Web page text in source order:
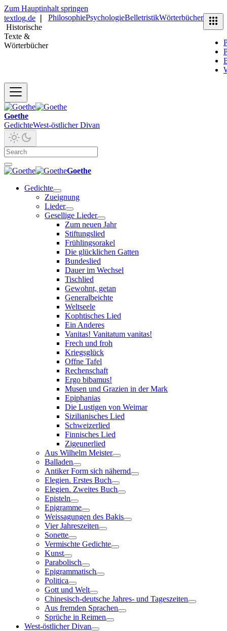
Zum Hauptinhalt springen
textlog.de
Historische
Texte &
Wörterbücher
PhilosophiePsychologieBelletristikWörterbücher
Goethe
GedichteWest-östlicher Divan
Goethe
Gedichte
Zueignung
Lieder
Gesellige Lieder
Zum neuen Jahr
Stiftungslied
Frühlingsorakel
Die glücklichen Gatten
Bundeslied
Dauer im Wechsel
Tischlied
Gewohnt, getan
Generalbeichte
Weltseele
Kophtisches Lied
Ein Anderes
Vanitas! Vanitatum vanitas!
Frech und froh
Kriegsglück
Offne Tafel
Rechenschaft
Ergo bibamus!
Musen und Grazien in der Mark
Epiphanias
Die Lustigen von Weimar
Sizilianisches Lied
Schweizerlied
Finnisches Lied
Zigeunerlied
Aus Wilhelm Meister
Balladen
Antiker Form sich nähernd
Elegien. Erstes Buch
Elegien. Zweites Buch
Episteln
Epigramme
Weissagungen des Bakis
Vier Jahreszeiten
Sonette
Vermischte Gedichte
Kunst
Parabolisch
Epigrammatisch
Politica
Gott und Welt
Chinesisch-deutsche Jahres- und Tageszeiten
Aus fremden Sprachen
Sprüche in Reimen
West-östlicher Divan